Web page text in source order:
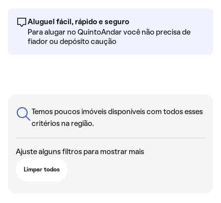
Aluguel fácil, rápido e seguro
Para alugar no QuintoAndar você não precisa de
fiador ou depósito caução
Temos poucos imóveis disponíveis com todos esses
critérios na região.
Ajuste alguns filtros para mostrar mais
Limpar todos